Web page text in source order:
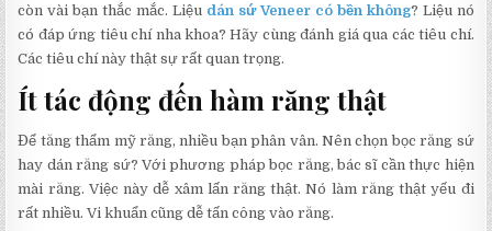
còn vài bạn thắc mắc. Liệu dán sứ Veneer có bền không? Liệu nó
có đáp ứng tiêu chí nha khoa? Hãy cùng đánh giá qua các tiêu chí.
Các tiêu chí này thật sự rất quan trọng.
Ít tác động đến hàm răng thật
Để tăng thẩm mỹ răng, nhiều bạn phân vân. Nên chọn bọc răng sứ
hay dán răng sứ? Với phương pháp bọc răng, bác sĩ cần thực hiện
mài răng. Việc này dễ xâm lấn răng thật. Nó làm răng thật yếu đi
rất nhiều. Vi khuẩn cũng dễ tấn công vào răng.